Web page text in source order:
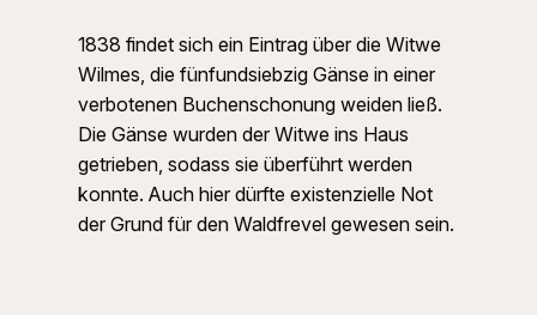
1838 findet sich ein Eintrag über die Witwe
Wilmes, die fünfundsiebzig Gänse in einer
verbotenen Buchenschonung weiden ließ.
Die Gänse wurden der Witwe ins Haus
getrieben, sodass sie überführt werden
konnte. Auch hier dürfte existenzielle Not
der Grund für den Waldfrevel gewesen sein.